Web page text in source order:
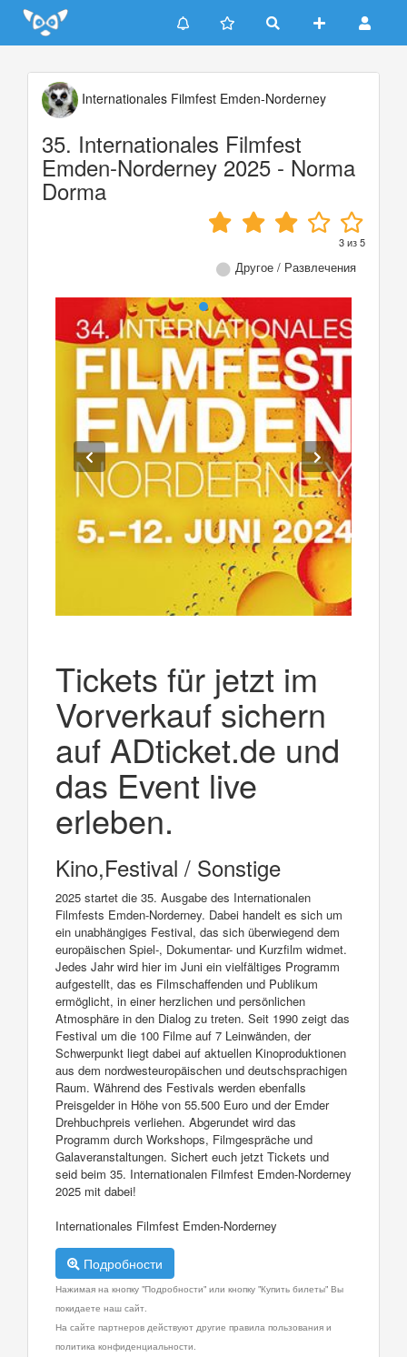
Update cookies preferences
Internationales Filmfest Emden-Norderney
35. Internationales Filmfest
Emden-Norderney 2025 - Norma
Dorma
3из5
Другое / Развлечения
Tickets für jetzt im
Vorverkauf sichern
auf ADticket.de und
das Event live
erleben.
Kino,Festival / Sonstige
2025 startet die 35. Ausgabe des Internationalen
Filmfests Emden-Norderney. Dabei handelt es sich um
ein unabhängiges Festival, das sich überwiegend dem
europäischen Spiel-, Dokumentar- und Kurzfilm widmet.
Jedes Jahr wird hier im Juni ein vielfältiges Programm
aufgestellt, das es Filmschaffenden und Publikum
ermöglicht, in einer herzlichen und persönlichen
Atmosphäre in den Dialog zu treten. Seit 1990 zeigt das
Festival um die 100 Filme auf 7 Leinwänden, der
Schwerpunkt liegt dabei auf aktuellen Kinoproduktionen
aus dem nordwesteuropäischen und deutschsprachigen
Raum. Während des Festivals werden ebenfalls
Preisgelder in Höhe von 55.500 Euro und der Emder
Drehbuchpreis verliehen. Abgerundet wird das
Programm durch Workshops, Filmgespräche und
Galaveranstaltungen. Sichert euch jetzt Tickets und
seid beim 35. Internationalen Filmfest Emden-Norderney
2025 mit dabei!
Internationales Filmfest Emden-Norderney
Подробности
Нажимая на кнопку "Подробности" или кнопку "Купить билеты" Вы
покидаете наш сайт.
На сайте партнеров действуют другие правила пользования и
политика конфиденциальности.